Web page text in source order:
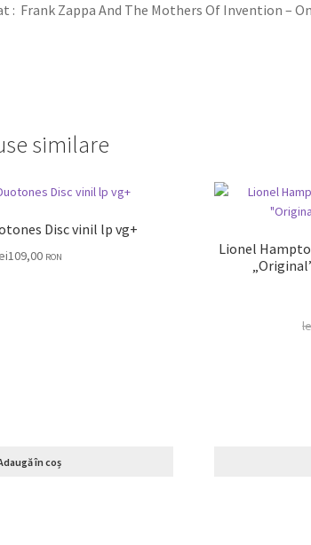
: Frank Zappa And The Mothers Of Invention –
similare
Kenny G – Duotones Disc vinil lp vg+
109,00 RON
în coș
Lionel Hampton